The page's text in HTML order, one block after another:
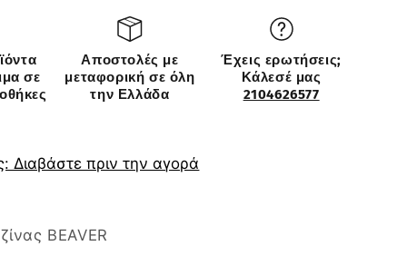
Δρυς/
Λευκό
MDF/
σε
Αποστολές με
μεταφορική σε όλη
την Ελλάδα
Έχεις ερωτήσεις;
Κάλεσέ μας
2104626577
Διαβάστε πριν την αγορά
BEAVER